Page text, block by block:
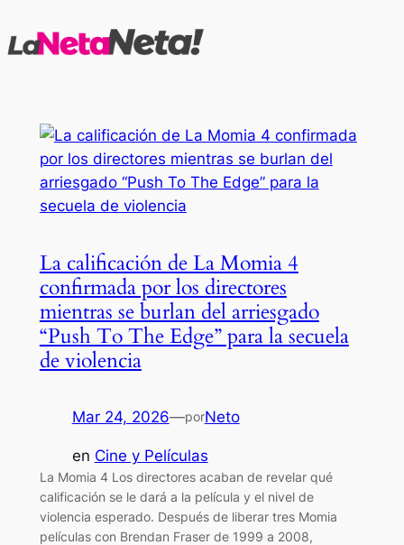
al
La calificación de La Momia 4
confirmada por los directores
mientras se burlan del arriesgado
“Push To The Edge” para la secuela
de violencia
Mar 24, 2026—porNeto
en Cine y Películas
La Momia 4 Los directores acaban de revelar qué
calificación se le dará a la película y el nivel de
violencia esperado. Después de liberar tres Momia
películas con Brendan Fraser de 1999 a 2008,